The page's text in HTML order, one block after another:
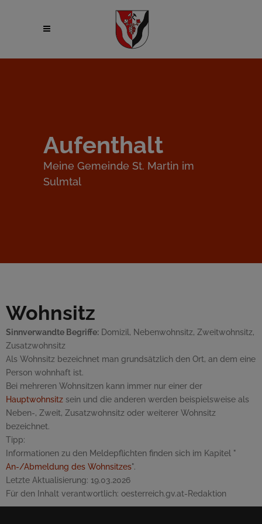
Aufenthalt
Meine Gemeinde St. Martin im
Sulmtal
Wohnsitz
Sinnverwandte Begriffe: Domizil, Nebenwohnsitz, Zweitwohnsitz,
Zusatzwohnsitz
Als Wohnsitz bezeichnet man grundsätzlich den Ort, an dem eine
Person wohnhaft ist.
Bei mehreren Wohnsitzen kann immer nur einer der
Hauptwohnsitz sein und die anderen werden beispielsweise als
Neben-, Zweit, Zusatzwohnsitz oder weiterer Wohnsitz
bezeichnet.
Tipp:
Informationen zu den Meldepflichten finden sich im Kapitel "
An-/Abmeldung des Wohnsitzes".
Letzte Aktualisierung: 19.03.2026
Für den Inhalt verantwortlich: oesterreich.gv.at-Redaktion